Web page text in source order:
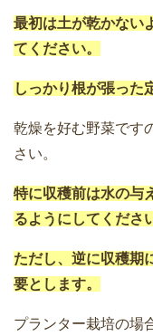
最初は土が乾かない
てください。
しっかり根が張った
乾燥を好む野菜です
さい。
特に収穫前は水の与
るようにしてくださ
ただし、逆に収穫期
要とします。
プランター栽培の場